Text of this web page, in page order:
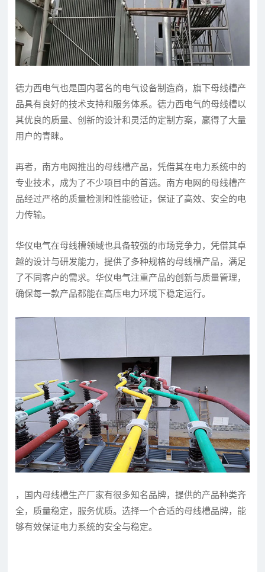
德力西电气也是国内著名的电气设备制造商，旗下母线槽产
品具有良好的技术支持和服务体系。德力西电气的母线槽以
其优良的质量、创新的设计和灵活的定制方案，赢得了大量
用户的青睐。
再者，南方电网推出的母线槽产品，凭借其在电力系统中的
专业技术，成为了不少项目中的首选。南方电网的母线槽产
品经过严格的质量检测和性能验证，保证了高效、安全的电
力传输。
华仪电气在母线槽领域也具备较强的市场竞争力，凭借其卓
越的设计与研发能力，提供了多种规格的母线槽产品，满足
了不同客户的需求。华仪电气注重产品的创新与质量管理，
确保每一款产品都能在高压电力环境下稳定运行。
，国内母线槽生产厂家有很多知名品牌，提供的产品种类齐
全，质量稳定，服务优质。选择一个合适的母线槽品牌，能
够有效保证电力系统的安全与稳定。